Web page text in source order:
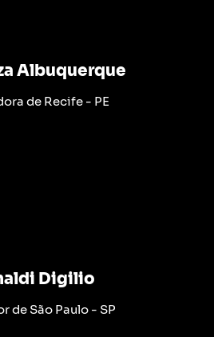
Albuquerque
de Recife - PE
Digilio
de São Paulo - SP